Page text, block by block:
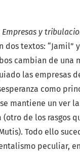
Empresas y
dos textos: “Jamil”
cambian de una
las empresas
como
mantiene un ver
de los rasgos
Todo ello
peculiar,